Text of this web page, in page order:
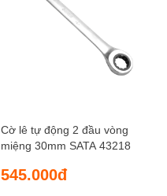
Cờ lê tự động 2 đầu vòng
miệng 30mm SATA 43218
545.000đ